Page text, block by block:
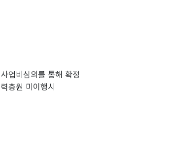
업비심의를 통해 확정
충원 미이행시